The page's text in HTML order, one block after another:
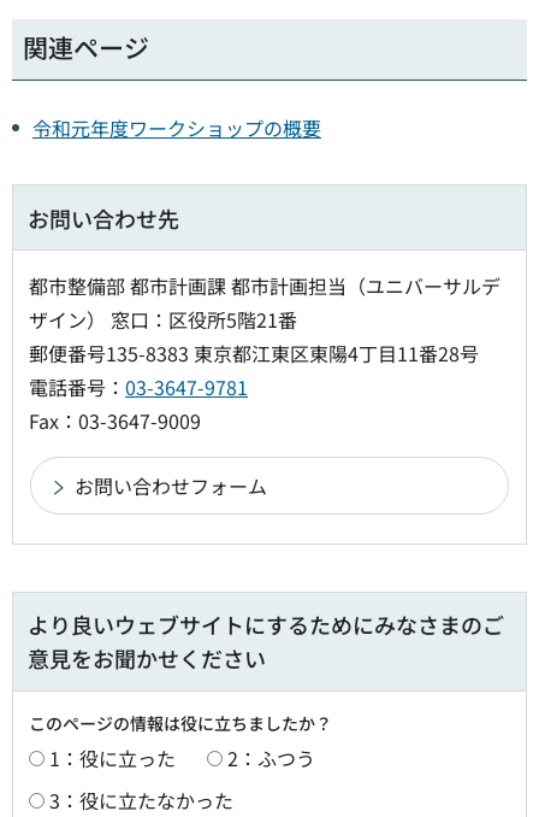
関連ページ
令和元年度ワークショップの概要
お問い合わせ先
都市整備部 都市計画課 都市計画担当（ユニバーサルデ
ザイン） 窓口：区役所5階21番
郵便番号135-8383 東京都江東区東陽4丁目11番28号
電話番号： 03-3647-9781
Fax：03-3647-9009
より良いウェブサイトにするためにみなさまのご
意見をお聞かせください
このページの情報は役に立ちましたか？
1：役に立った
2：ふつう
3：役に立たなかった